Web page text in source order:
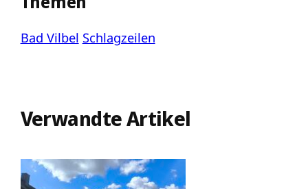
Bad Vilbel Schlagzeilen
Verwandte Artikel